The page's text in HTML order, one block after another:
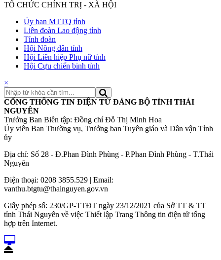
TỔ CHỨC CHÍNH TRỊ - XÃ HỘI
Ủy ban MTTQ tỉnh
Liên đoàn Lao động tỉnh
Tỉnh đoàn
Hội Nông dân tỉnh
Hội Liên hiệp Phụ nữ tỉnh
Hội Cựu chiến binh tỉnh
×
CỔNG THÔNG TIN ĐIỆN TỬ ĐẢNG BỘ TỈNH THÁI
NGUYÊN
Trưởng Ban Biên tập: Đồng chí Đỗ Thị Minh Hoa
Ủy viên Ban Thường vụ, Trưởng ban Tuyên giáo và Dân vận Tỉnh
ủy
Địa chỉ: Số 28 - Đ.Phan Đình Phùng - P.Phan Đình Phùng - T.Thái
Nguyên
Điện thoại: 0208 3855.529 | Email:
vanthu.btgtu@thainguyen.gov.vn
Giấy phép số: 230/GP-TTĐT ngày 23/12/2021 của Sở TT & TT
tỉnh Thái Nguyên về việc Thiết lập Trang Thông tin điện tử tổng
hợp trên Internet.